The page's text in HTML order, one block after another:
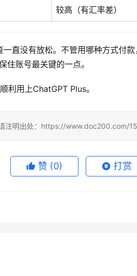
较高（有汇率差）
直没有放松。不管用哪种方式付
住账号最关键的一点。
利用上ChatGPT Plus。
注明出处：https://www.doc200.com/
赞 (0) 打赏